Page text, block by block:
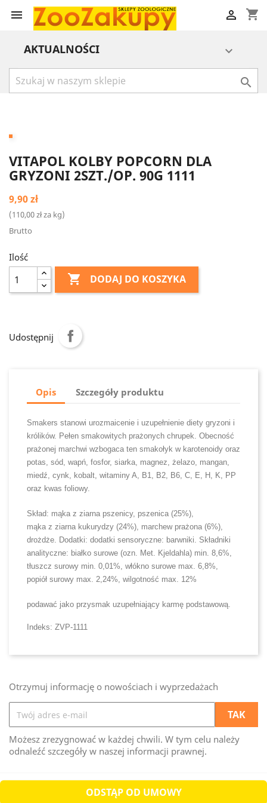
 shopping_cart

AKTUALNOŚCI 

VITAPOL KOLBY POPCORN DLA
GRYZONI 2SZT./OP. 90G 1111
9,90 zł
(110,00 zł za kg)
Brutto
Ilość
 DODAJ DO KOSZYKA
Udostępnij
Opis Szczegóły produktu
Smakers stanowi urozmaicenie i uzupełnienie diety gryzoni i
królików. Pełen smakowitych prażonych chrupek. Obecność
prażonej marchwi wzbogaca ten smakołyk w karotenoidy oraz
potas, sód, wapń, fosfor, siarka, magnez, żelazo, mangan,
miedź, cynk, kobalt, witaminy A, B1, B2, B6, C, E, H, K, PP
oraz kwas foliowy.
Skład: mąka z ziarna pszenicy, pszenica (25%),
mąka z ziarna kukurydzy (24%), marchew prażona (6%),
drożdże. Dodatki: dodatki sensoryczne: barwniki. Składniki
analityczne: białko surowe (ozn. Met. Kjeldahla) min. 8,6%,
tłuszcz surowy min. 0,01%, włókno surowe max. 6,8%,
popiół surowy max. 2,24%, wilgotność max. 12%
podawać jako przysmak uzupełniający karmę podstawową.
Indeks: ZVP-1111
Otrzymuj informację o nowościach i wyprzedażach
Możesz zrezygnować w każdej chwili. W tym celu należy
odnaleźć szczegóły w naszej informacji prawnej.
ODSTĄP OD UMOWY